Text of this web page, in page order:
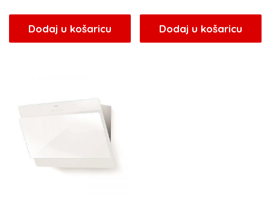
Dodaj u košaricu Dodaj u košaricu